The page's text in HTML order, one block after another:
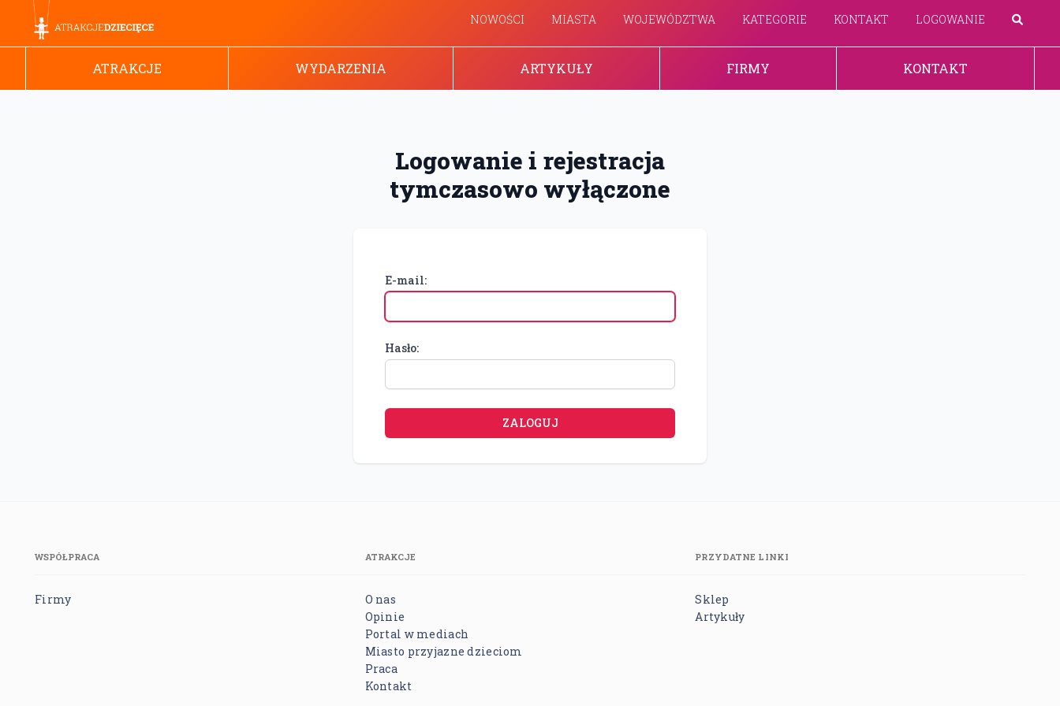
NOWOŚCI MIASTA WOJEWÓDZTWA KATEGORIE KONTAKT LOGOWANIE
ATRAKCJE WYDARZENIA ARTYKUŁY FIRMY KONTAKT
Logowanie i rejestracja
tymczasowo wyłączone
E-mail:
Hasło:
WSPÓŁPRACA
Firmy
ATRAKCJE
O nas
Opinie
Portal w mediach
Miasto przyjazne dzieciom
Praca
Kontakt
PRZYDATNE LINKI
Sklep
Artykuły